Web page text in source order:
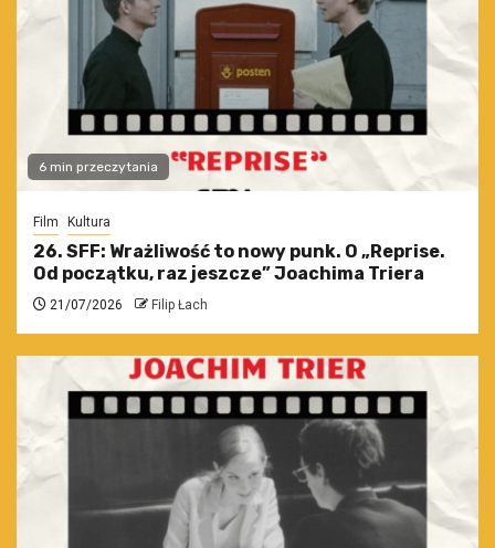
6 min przeczytania
Film Kultura
26. SFF: Wrażliwość to nowy punk. O „Reprise.
Od początku, raz jeszcze” Joachima Triera
21/07/2026 Filip Łach